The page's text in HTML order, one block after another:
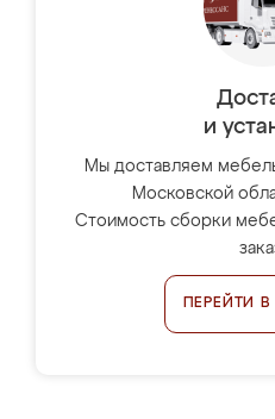
и
Мы доставляем
Московской
Стоимость сборки
ПЕРЕЙТИ